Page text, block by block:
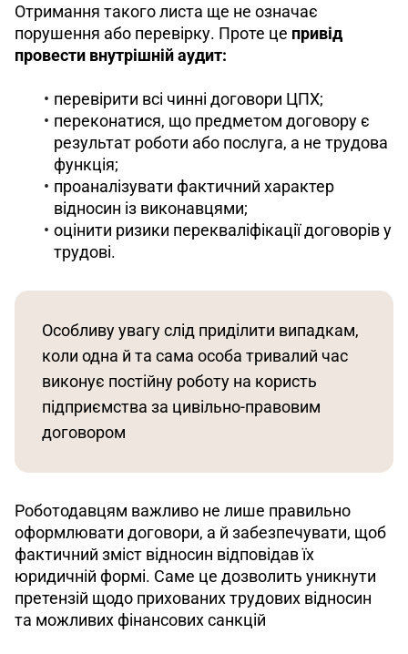
Отримання такого листа ще не означає
порушення або перевірку. Проте це привід
провести внутрішній аудит:
перевірити всі чинні договори ЦПХ;
переконатися, що предметом договору є
результат роботи або послуга, а не трудова
функція;
проаналізувати фактичний характер
відносин із виконавцями;
оцінити ризики перекваліфікації договорів у
трудові.
Особливу увагу слід приділити випадкам,
коли одна й та сама особа тривалий час
виконує постійну роботу на користь
підприємства за цивільно-правовим
договором
Роботодавцям важливо не лише правильно
оформлювати договори, а й забезпечувати, щоб
фактичний зміст відносин відповідав їх
юридичній формі. Саме це дозволить уникнути
претензій щодо прихованих трудових відносин
та можливих фінансових санкцій